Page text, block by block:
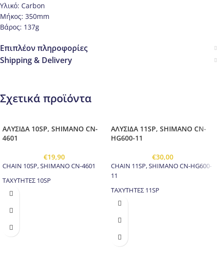
Υλικό: Carbon
Μήκος: 350mm
Βάρος: 137g
Επιπλέον πληροφορίες
Shipping & Delivery
Σχετικά προϊόντα
ΑΛΥΣΙΔΑ 10SP, SHIMANO CN-
4601
€19,90
CHAIN 10SP, SHIMANO CN-4601
ΤΑΧΥΤΗΤΕΣ 10SP
ΑΛΥΣΙΔΑ 11SP, SHIMANO CN-
HG600-11
€30,00
CHAIN 11SP, SHIMANO CN-HG600-
11
ΤΑΧΥΤΗΤΕΣ 11SP